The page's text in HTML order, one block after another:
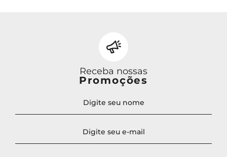
A - Z Z - A
Menor Preço
Maior Preço
Mais Vendidos Mais Acessados
Receba nossas
Promoções